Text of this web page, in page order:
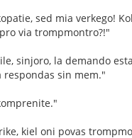
sed mia verkego!
via trompmontro?!"
sinjoro, la demando
sin mem."
kiel oni povas